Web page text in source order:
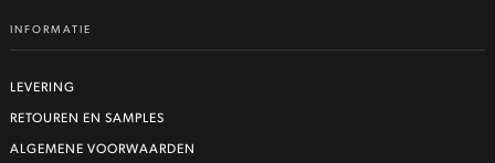
INFORMATIE
LEVERING
RETOUREN EN SAMPLES
ALGEMENE VOORWAARDEN